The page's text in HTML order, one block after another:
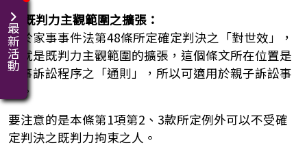
3. 既判力主觀範圍之擴張：
至於家事事件法第48條所定確定判決之「對世效」，
也就是既判力主觀範圍的擴張，這個條文所在位置是
家事訴訟程序之「通則」，所以可適用於親子訴訟事
件。
要注意的是本條第1項第2、3款所定例外可以不受確
定判決之既判力拘束之人。
最新活動